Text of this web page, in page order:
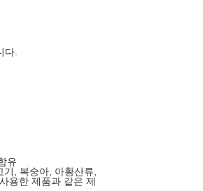
다.
유
, 복숭아, 아황산류,
용한 제품과 같은 제